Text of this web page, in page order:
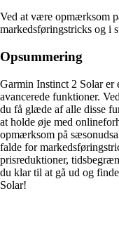
Ved at være opmærksom
markedsføringstricks og i
Opsummering
Garmin Instinct 2 Solar er
avancerede funktioner.
du få glæde af alle disse
at holde øje med
opmærksom på
falde for
prisreduktioner,
du klar til at gå ud og
Solar!